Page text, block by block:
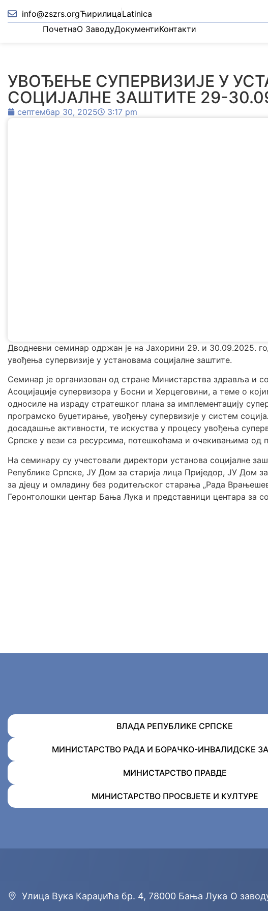
info@zszrs.orgЋирилицаLatinica
ПочетнаО ЗаводуДокументиКонтакти
УВОЂЕЊЕ СУПЕРВИЗИЈЕ У
СОЦИЈАЛНЕ ЗАШТИТЕ 29-
септембар 30, 2025 3:17 pm
Дводневни семинар одржан је на Јахорини 29. и 30.09.2025.
увођења супервизије у установама социјалне заштите.
Семинар је организован од стране Министарства здравља и
Асоцијације супервизора у Босни и Херцеговини, а теме о
односиле на израду стратешког плана за имплементацију
програмско буџетирање, увођењу супервизије у систем
досадашње активности, те искуства у процесу увођења
Српске у вези са ресурсима, потешкоћама и очекивањима од
На семинару су учестовали директори установа социјалне
Републике Српске, ЈУ Дом за старија лица Приједор, ЈУ Дом
за дјецу и омладину без родитељског старања „Рада
Геронтолошки центар Бања Лука и представници центара за
ВЛАДА РЕПУБЛИКЕ СРПСКЕ
МИНИСТАРСТВО РАДА И БОРАЧКО-ИНВАЛИДСКЕ
МИНИСТАРСТВО ПРАВДЕ
МИНИСТАРСТВО ПРОСВЈЕТЕ И КУЛТУРЕ
Улицa Вука Караџића бр. 4, 78000 Бања Лука О